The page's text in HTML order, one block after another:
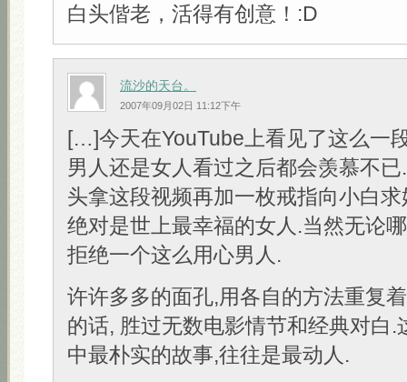
白头偕老，活得有创意！:D
流沙的天台。
2007年09月02日 11:12下午
[…]今天在YouTube上看见了这么一
男人还是女人看过之后都会羡慕不
头拿这段视频再加一枚戒指向小白
绝对是世上最幸福的女人.当然无论
拒绝一个这么用心男人.
许许多多的面孔,用各自的方法重复
的话, 胜过无数电影情节和经典对白.
中最朴实的故事,往往是最动人.